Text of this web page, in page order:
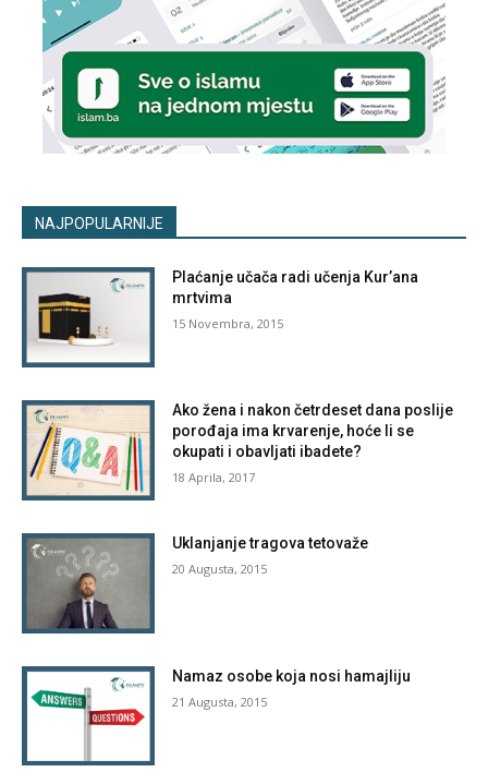
NAJPOPULARNIJE
Plaćanje učača radi učenja Kur’ana
mrtvima
15 Novembra, 2015
Ako žena i nakon četrdeset dana poslije
porođaja ima krvarenje, hoće li se
okupati i obavljati ibadete?
18 Aprila, 2017
Uklanjanje tragova tetovaže
20 Augusta, 2015
Namaz osobe koja nosi hamajliju
21 Augusta, 2015